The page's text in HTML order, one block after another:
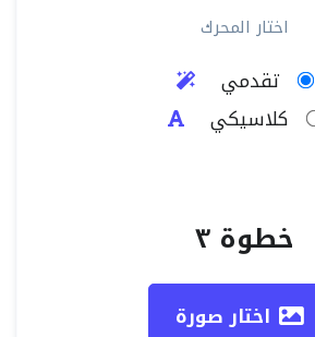
اختار المحرك
تقدمي
كلاسيكي
خطوة ٣
اختار صورة